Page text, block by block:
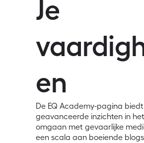
Je
en
De EQ Academy-pagina biedt
geavanceerde inzichten in
omgaan met gevaarlijke
een scala aan boeiende
Een
vloeistof
Cellshield